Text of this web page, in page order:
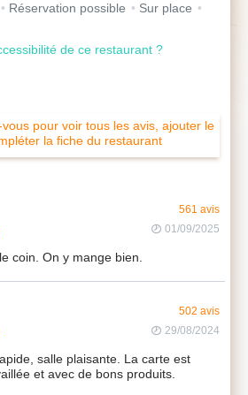
Réservation possible
Sur place
de ce restaurant ?
pour voir tous les avis, ajouter le
la fiche du restaurant
561 avis
01/09/2025
coin. On y mange bien.
502 avis
29/08/2024
salle plaisante. La carte est
et avec de bons produits.